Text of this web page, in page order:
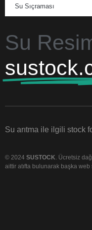
Su Sıçraması
Su
Su arıtma ile ilgili stock
© 2024 SUSTOCK . Ücretsiz
aittir atıfta bulunarak başka